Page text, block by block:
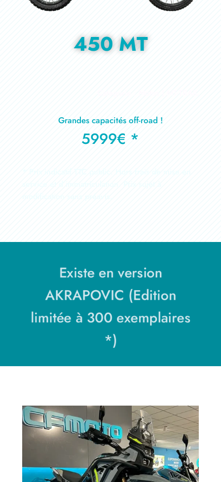
450 MT
Grandes capacités off-road !
5999€ *
Existe en version
AKRAPOVIC (Edition
limitée à 300 exemplaires
*)